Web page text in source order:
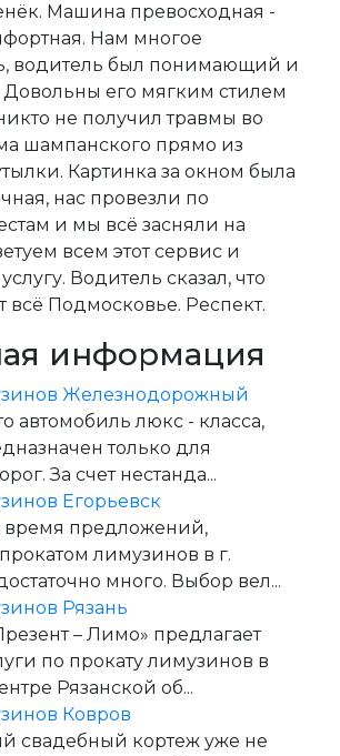
Машина превосходная -
Нам многое
водитель был понимающий и
его мягким стилем
не получил травмы во
шампанского прямо из
Картинка за окном была
нас провезли по
и мы всё засняли на
всем этот сервис и
Водитель сказал, что
всё Подмосковье. Респект.
информация
Железнодорожный
автомобиль люкс - класса,
только для
За счет нестанда...
Егорьевск
время предложений,
лимузинов в г.
много. Выбор вел...
Рязань
– Лимо» предлагает
по прокату лимузинов в
Рязанской об...
Ковров
свадебный кортеж уже не